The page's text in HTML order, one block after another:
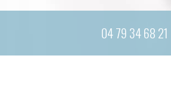
04 79 34 68 21